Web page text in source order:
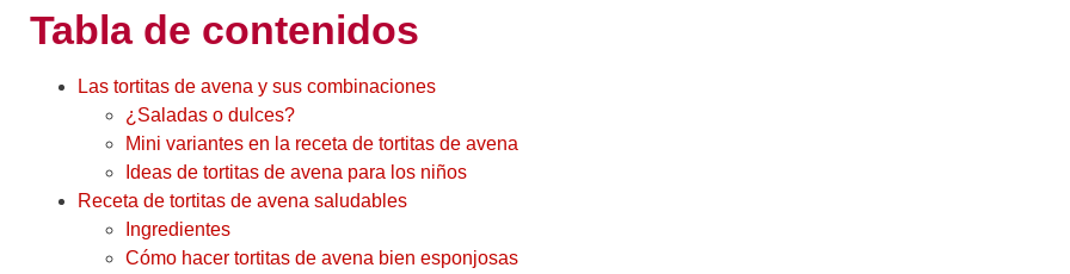
Tabla de contenidos
Las tortitas de avena y sus combinaciones
¿Saladas o dulces?
Mini variantes en la receta de tortitas de avena
Ideas de tortitas de avena para los niños
Receta de tortitas de avena saludables
Ingredientes
Cómo hacer tortitas de avena bien esponjosas